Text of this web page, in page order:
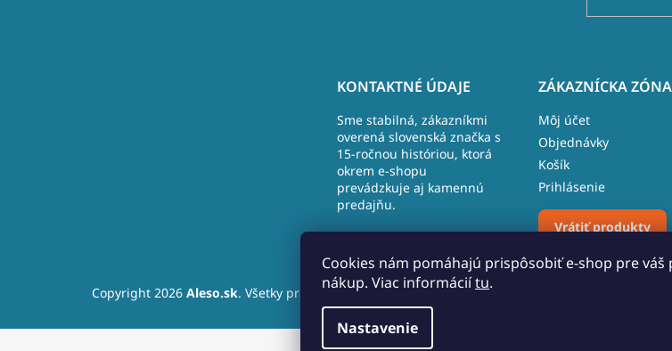
Cookies nám pomáhajú prispôsobiť e-shop pre váš
nákup. Viac informáciítu.
Nastavenie
KONTAKTNÉ ÚDAJE
Sme stabilná, zákazníkmi
overená slovenská značka s
15-ročnou históriou, ktorá
okrem e-shopu
prevádzkuje aj kamennú
predajňu.
Nižná
+421 (9)10 109 096
ZÁKAZNÍCKA ZÓNA
Môj účet
Objednávky
Košík
Prihlásenie
Vrátiť produkty
Copyright 2026 Aleso.sk. Všetky práva vyhradené.Upraviť nastavenie cookies